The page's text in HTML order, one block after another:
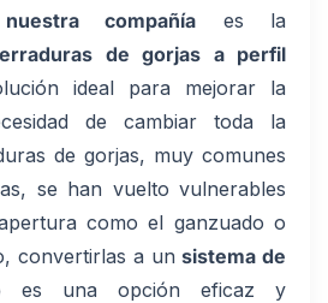
compañía es la
de gorjas a perfil
ideal para mejorar la
de cambiar toda la
de gorjas, muy comunes
se han vuelto vulnerables
como el ganzuado o
convertirlas a unsistema de
es una opción eficaz y